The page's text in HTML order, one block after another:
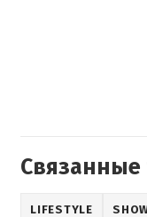
Связанные
LIFESTYLE